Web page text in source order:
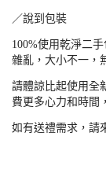
／說到包裝
100%使用乾淨二
雜亂，大小不一，
請體諒比起使用全
費更多心力和時間
如有送禮需求，請